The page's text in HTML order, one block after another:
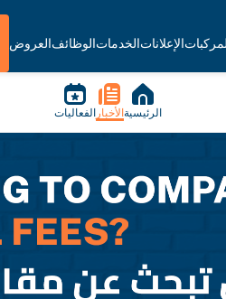
الإعلاناتالخدماتالوظائفالعروض
الرئيسية الأخبار الفعاليات